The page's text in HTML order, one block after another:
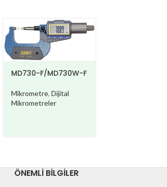
MD730-F/MD730W-F
Mikrometre,Dijital
Mikrometreler
ÖNEMLI BILGILER